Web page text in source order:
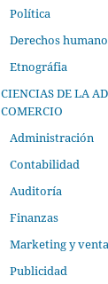
Política
Derechos
Etnográfia
CIENCIAS DE LA
COMERCIO
Administración
Contabilidad
Auditoría
Finanzas
Marketing y
Publicidad